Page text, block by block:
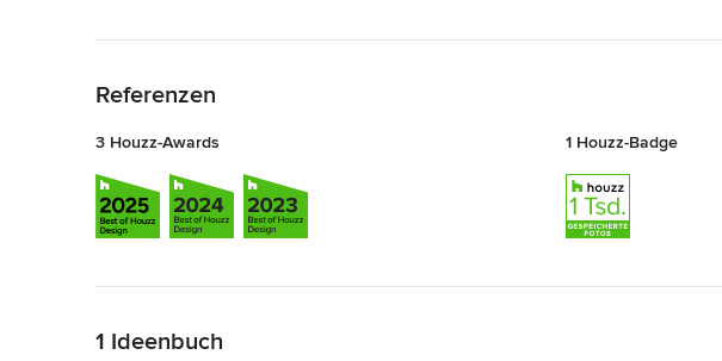
Referenzen
3 Houzz-Awards 1 Houzz-Badge
1 Ideenbuch